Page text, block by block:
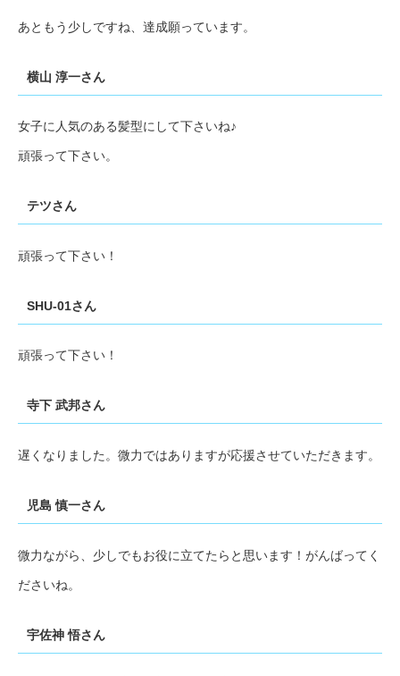
あともう少しですね、達成願っています。
横山 淳一さん
女子に人気のある髪型にして下さいね♪
頑張って下さい。
テツさん
頑張って下さい！
SHU-01さん
頑張って下さい！
寺下 武邦さん
遅くなりました。微力ではありますが応援させていただきます。
児島 慎一さん
微力ながら、少しでもお役に立てたらと思います！がんばってく
ださいね。
宇佐神 悟さん